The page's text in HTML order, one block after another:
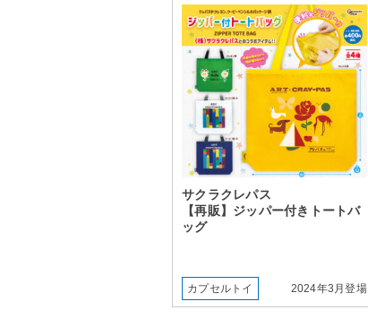
サクラクレパス
【再販】ジッパー付きトートバ
ッグ
カプセルトイ 2024年3月登場